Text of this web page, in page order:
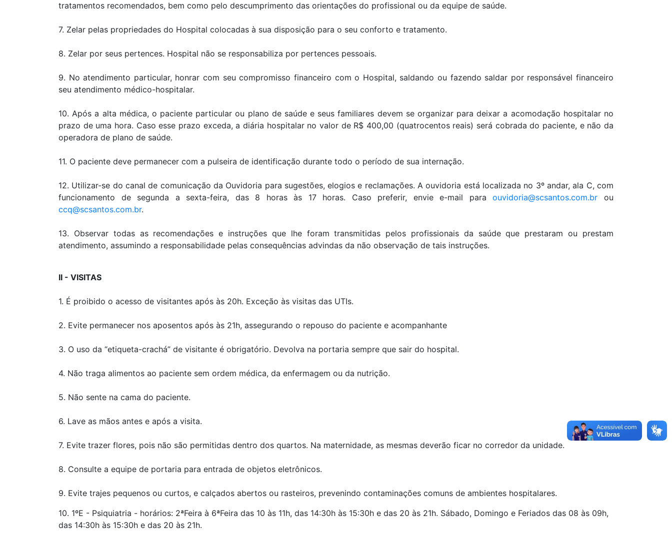
tratamentos recomendados, bem como pelo descumprimento das orientações do profissional ou da equipe de saúde.
7. Zelar pelas propriedades do Hospital colocadas à sua disposição para o seu conforto e tratamento.
8. Zelar por seus pertences. Hospital não se responsabiliza por pertences pessoais.
9. No atendimento particular, honrar com seu compromisso financeiro com o Hospital, saldando ou fazendo saldar por responsável financeiro
seu atendimento médico-hospitalar.
10. Após a alta médica, o paciente particular ou plano de saúde e seus familiares devem se organizar para deixar a acomodação hospitalar no
prazo de uma hora. Caso esse prazo exceda, a diária hospitalar no valor de R$ 400,00 (quatrocentos reais) será cobrada do paciente, e não da
operadora de plano de saúde.
11. O paciente deve permanecer com a pulseira de identificação durante todo o período de sua internação.
12. Utilizar-se do canal de comunicação da Ouvidoria para sugestões, elogios e reclamações. A ouvidoria está localizada no 3º andar, ala C, com
funcionamento de segunda a sexta-feira, das 8 horas às 17 horas. Caso preferir, envie e-mail paraouvidoria@scsantos.com.br ou
ccq@scsantos.com.br.
13. Observar todas as recomendações e instruções que lhe foram transmitidas pelos profissionais da saúde que prestaram ou prestam
atendimento, assumindo a responsabilidade pelas consequências advindas da não observação de tais instruções.
II - VISITAS
1. É proibido o acesso de visitantes após às 20h. Exceção às visitas das UTIs.
2. Evite permanecer nos aposentos após às 21h, assegurando o repouso do paciente e acompanhante
3. O uso da “etiqueta-crachá” de visitante é obrigatório. Devolva na portaria sempre que sair do hospital.
4. Não traga alimentos ao paciente sem ordem médica, da enfermagem ou da nutrição.
5. Não sente na cama do paciente.
6. Lave as mãos antes e após a visita.
7. Evite trazer flores, pois não são permitidas dentro dos quartos. Na maternidade, as mesmas deverão ficar no corredor da unidade.
8. Consulte a equipe de portaria para entrada de objetos eletrônicos.
9. Evite trajes pequenos ou curtos, e calçados abertos ou rasteiros, prevenindo contaminações comuns de ambientes hospitalares.
10. 1ºE - Psiquiatria - horários: 2ªFeira à 6ªFeira das 10 às 11h, das 14:30h às 15:30h e das 20 às 21h. Sábado, Domingo e Feriados das 08 às 09h,
das 14:30h às 15:30h e das 20 às 21h.